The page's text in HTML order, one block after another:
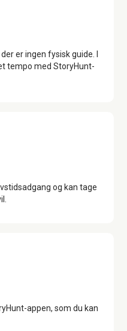
er ingen fysisk guide. I
tempo med StoryHunt-
og kan tage
appen, som du kan